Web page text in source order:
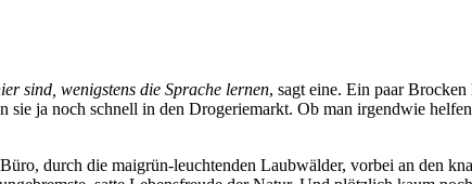
sind, wenigstens die Sprache lernen, sagt eine. Ein paar
sie ja noch schnell in den Drogeriemarkt. Ob man irgendwie
durch die maigrün-leuchtenden Laubwälder, vorbei an den